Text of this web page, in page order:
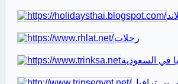
رحلات
في السعودية